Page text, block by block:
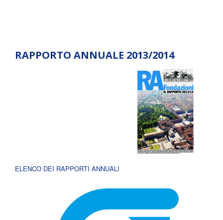
RAPPORTO ANNUALE 2013/2014
ELENCO DEI RAPPORTI ANNUALI